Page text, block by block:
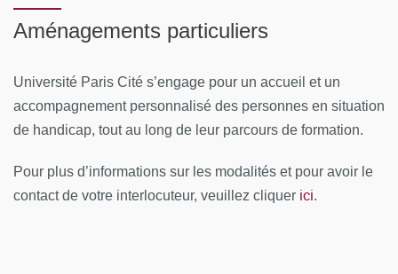
rétiniennes. Techniques d'imagerie rétinienne.Imagerie
multimodale. Anatomie et physiologie de la circulation
Coordonnateur : Michel Paques
Module 2 :
Dystrophies rétiniennes héréditaires,
choriorétinite séreuse centrale(CRSC), tumeurs du fond
d' œil. - Coordonnateur : Isabelle Audo
Module 3 :Rétinopathie Diabétique (RD) et pathologie
Aménagements particuliers
Université Paris Cité s’engage pour un accueil et un
accompagnement personnalisé des personnes en situation
de handicap, tout au long de leur parcours de formation.
Pour plus d’informations sur les modalités et pour avoir le
contact de votre interlocuteur, veuillez cliquer ici.